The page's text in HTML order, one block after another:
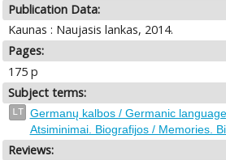
Publication Data:
Kaunas : Naujasis lankas, 2014.
Pages:
175 p
Subject terms:
LT Germanų kalbos / Germanic
Atsiminimai. Biografijos / Memories.
Reviews: